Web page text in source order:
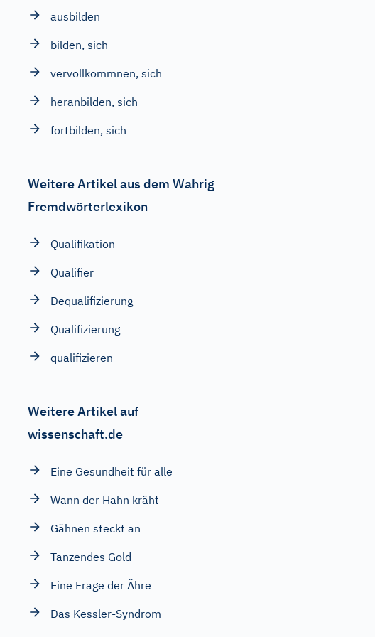
ausbilden
bilden, sich
vervollkommnen, sich
heranbilden, sich
fortbilden, sich
Weitere Artikel aus dem Wahrig
Fremdwörterlexikon
Qualifikation
Qualifier
Dequalifizierung
Qualifizierung
qualifizieren
Weitere Artikel auf
wissenschaft.de
Eine Gesundheit für alle
Wann der Hahn kräht
Gähnen steckt an
Tanzendes Gold
Eine Frage der Ähre
Das Kessler-Syndrom